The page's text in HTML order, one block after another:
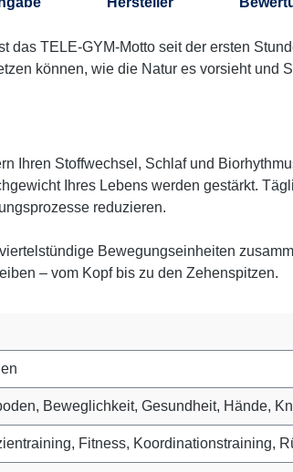
das TELE-GYM-Motto seit der ersten
können, wie die Natur es vorsieht und
Ihren Stoffwechsel, Schlaf und
Ihres Lebens werden gestärkt.
reduzieren.
Bewegungseinheiten
– vom Kopf bis zu den Zehenspitzen.
Beweglichkeit, Gesundheit, Hände,
Fitness, Koordinationstraining,